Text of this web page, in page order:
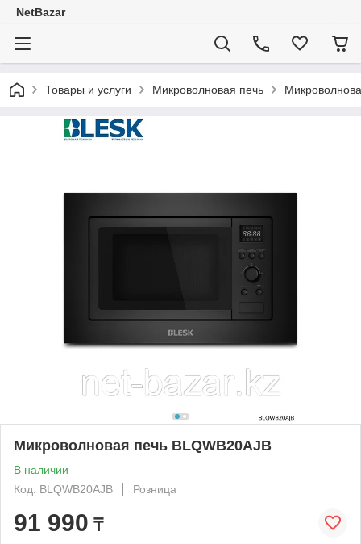
NetBazar
Товары и услуги Микроволновая печь
Микроволновая печь BLQWB20AJB
В наличии
Код: BLQWB20AJB
Розница
91 990 ₸